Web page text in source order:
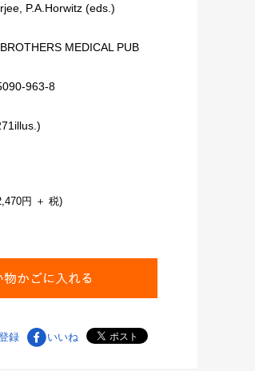
P.A.Horwitz (eds.)
MEDICAL PUB
963-8
円 ＋ 税)
録 いいね